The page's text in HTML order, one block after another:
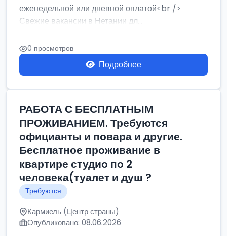
еженедельной или дневной оплатой<br />
Свежие вакансии в Нетании дл...
0 просмотров
Подробнее
РАБОТА С БЕСПЛАТНЫМ
ПРОЖИВАНИЕМ. Требуются
официанты и повара и другие.
Бесплатное проживание в
квартире студио по 2
человека(туалет и душ ?
Требуются
Кармиель (Центр страны)
Опубликовано: 08.06.2026